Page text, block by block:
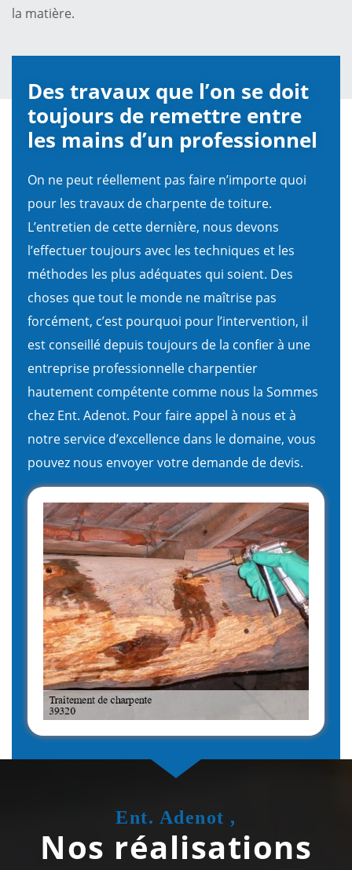
la matière.
Des travaux que l’on se doit
toujours de remettre entre
les mains d’un professionnel
On ne peut réellement pas faire n’importe quoi
pour les travaux de charpente de toiture.
L’entretien de cette dernière, nous devons
l’effectuer toujours avec les techniques et les
méthodes les plus adéquates qui soient. Des
choses que tout le monde ne maîtrise pas
forcément, c’est pourquoi pour l’intervention, il
est conseillé depuis toujours de la confier à une
entreprise professionnelle charpentier
hautement compétente comme nous la Sommes
chez Ent. Adenot. Pour faire appel à nous et à
notre service d’excellence dans le domaine, vous
pouvez nous envoyer votre demande de devis.
Ent. Adenot ,
Nos réalisations